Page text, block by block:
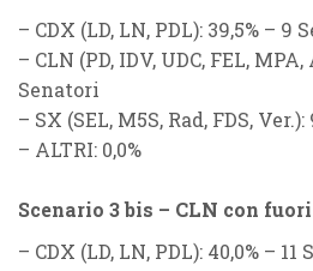
– CDX (LD, LN, PDL): 39,5% – 9
– CLN (PD, IDV, UDC, FEL, MPA,
Senatori
– SX (SEL, M5S, Rad, FDS, Ver.):
– ALTRI: 0,0%
Scenario 3 bis – CLN con fuori
– CDX (LD, LN, PDL): 40,0% – 11